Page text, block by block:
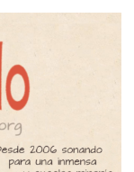
música